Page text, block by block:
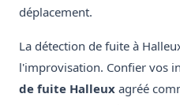
déplacement.
La détection de fuite à
l'improvisation. Confier vos
de fuite Halleux agréé